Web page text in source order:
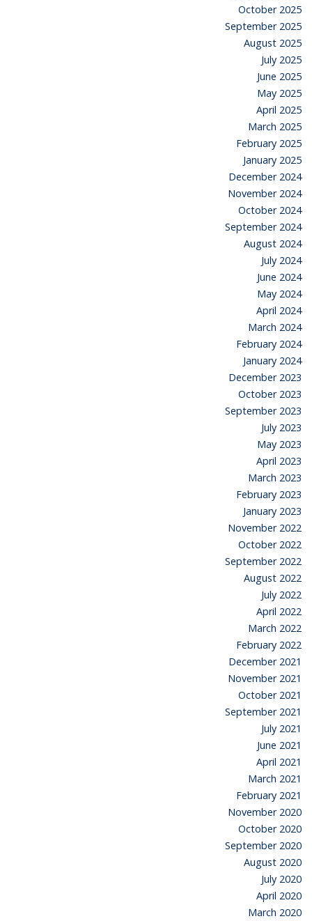
October 2025
September 2025
August 2025
July 2025
June 2025
May 2025
April 2025
March 2025
February 2025
January 2025
December 2024
November 2024
October 2024
September 2024
August 2024
July 2024
June 2024
May 2024
April 2024
March 2024
February 2024
January 2024
December 2023
October 2023
September 2023
July 2023
May 2023
April 2023
March 2023
February 2023
January 2023
November 2022
October 2022
September 2022
August 2022
July 2022
April 2022
March 2022
February 2022
December 2021
November 2021
October 2021
September 2021
July 2021
June 2021
April 2021
March 2021
February 2021
November 2020
October 2020
September 2020
August 2020
July 2020
April 2020
March 2020